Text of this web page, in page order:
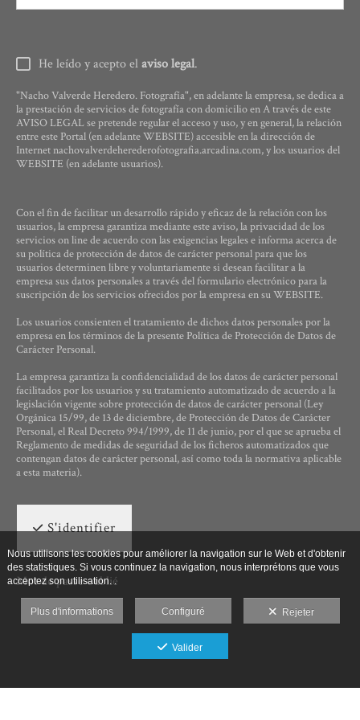
He leído y acepto elaviso legal.
"Nacho Valverde Heredero. Fotografía", en adelante la empresa, se dedica a
la prestación de servicios de fotografía con domicilio en A través de este
AVISO LEGAL se pretende regular el acceso y uso, y en general, la relación
entre este Portal (en adelante WEBSITE) accesible en la dirección de
Internet nachovalverdeherederofotografia.arcadina.com, y los usuarios del
WEBSITE (en adelante usuarios).
Con el fin de facilitar un desarrollo rápido y eficaz de la relación con los
usuarios, la empresa garantiza mediante este aviso, la privacidad de los
servicios on line de acuerdo con las exigencias legales e informa acerca de
su política de protección de datos de carácter personal para que los
usuarios determinen libre y voluntariamente si desean facilitar a la
empresa sus datos personales a través del formulario electrónico para la
suscripción de los servicios ofrecidos por la empresa en su WEBSITE.
Los usuarios consienten el tratamiento de dichos datos personales por la
empresa en los términos de la presente Política de Protección de Datos de
Carácter Personal.
La empresa garantiza la confidencialidad de los datos de carácter personal
facilitados por los usuarios y su tratamiento automatizado de acuerdo a la
legislación vigente sobre protección de datos de carácter personal (Ley
Orgánica 15/99, de 13 de diciembre, de Protección de Datos de Carácter
Personal, el Real Decreto 994/1999, de 11 de junio, por el que se aprueba el
Reglamento de medidas de seguridad de los ficheros automatizados que
contengan datos de carácter personal, así como toda la normativa aplicable
a esta materia).
S'identifier
Mot de passe oublié
Nous utilisons les cookies pour améliorer la navigation sur le Web et d'obtenir
des statistiques. Si vous continuez la navigation, nous interprétons que vous
acceptez son utilisation. .
Plus d'informations Configuré Rejeter
Valider